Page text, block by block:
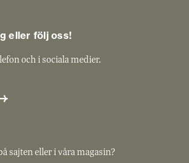
eller följ oss!
och i sociala medier.
sajten eller i våra magasin?